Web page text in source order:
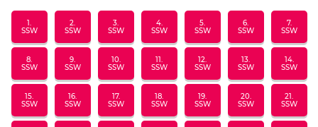
1.
SSW
2.
SSW
3.
SSW
4.
SSW
5.
SSW
6.
SSW
7.
SSW
8.
SSW
9.
SSW
10.
SSW
11.
SSW
12.
SSW
13.
SSW
14.
SSW
15.
SSW
16.
SSW
17.
SSW
18.
SSW
19.
SSW
20.
SSW
21.
SSW